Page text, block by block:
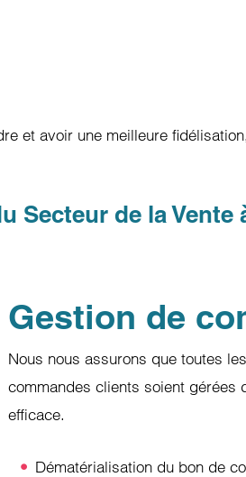
et avoir une meilleure
Secteur de la Vente
Gestion de
Nous nous assurons que toutes
commandes clients soient gérées
efficace.
Dématérialisation du bon de